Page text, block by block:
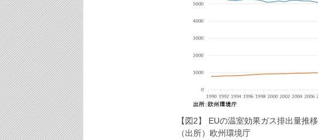
【図2】 EUの温室効果ガス排出量推移
（出所）欧州環境庁